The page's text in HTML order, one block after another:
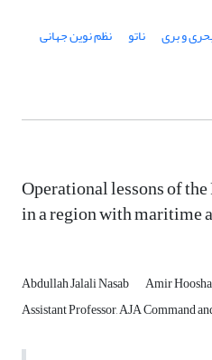
و بری ناتو
نظم نوین جهانی
Operational lessons of
in a region with maritime
Abdullah Jalali Nasab
Amir
Assistant Professor, AJA Command